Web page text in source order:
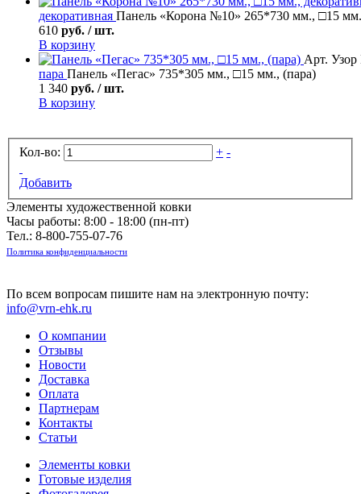
декоративная Панель «Корона №10» 265*730 мм., □15
610 руб. / шт.
В корзину
Арт.
пара Панель «Пегас» 735*305 мм., □15 мм., (пара)
1 340 руб. / шт.
В корзину
Кол-во: + -
Добавить
Элементы художественной ковки
Часы работы: 8:00 - 18:00 (пн-пт)
Тел.: 8-800-755-07-76
Политика конфиденциальности
По всем вопросам пишите нам на электронную почту:
info@vrn-ehk.ru
О компании
Отзывы
Новости
Доставка
Оплата
Партнерам
Контакты
Статьи
Элементы ковки
Готовые изделия